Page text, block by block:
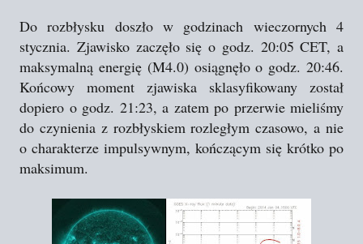
Do rozbłysku doszło w godzinach wieczornych 4
stycznia. Zjawisko zaczęło się o godz. 20:05 CET, a
maksymalną energię (M4.0) osiągnęło o godz. 20:46.
Końcowy moment zjawiska sklasyfikowany został
dopiero o godz. 21:23, a zatem po przerwie mieliśmy
do czynienia z rozbłyskiem rozległym czasowo, a nie
o charakterze impulsywnym, kończącym się krótko po
maksimum.